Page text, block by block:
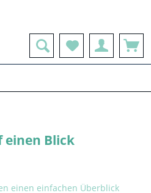
einen Blick
einen einfachen Überblick